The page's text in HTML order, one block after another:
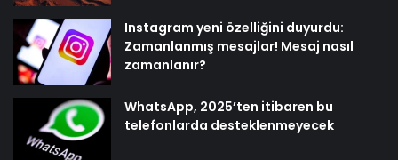
Instagram yeni özelliğini duyurdu:
Zamanlanmış mesajlar! Mesaj nasıl
zamanlanır?
WhatsApp, 2025’ten itibaren bu
telefonlarda desteklenmeyecek